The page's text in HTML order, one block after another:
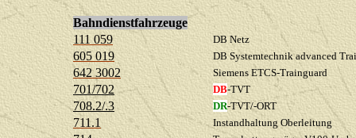
Bahndienstfahrzeuge
111 059
DB Netz
605 019 DB Systemtechnik advanced
642 3002 Siemens ETCS-Trainguard
701/702 DB-TVT
708.2/.3 DR-TVT/-ORT
711.1 Instandhaltung Oberleitung